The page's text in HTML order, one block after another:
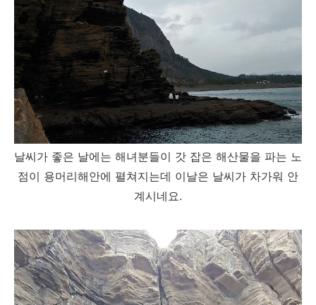
날씨가 좋은 날에는 해녀분들이 갓 잡은 해산물을 파는 노
점이 용머리해안에 펼쳐지는데 이날은 날씨가 차가워 안
계시네요.